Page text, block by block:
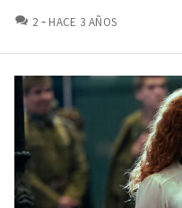
2 COMENTARIOS
HACE 3 AÑOS